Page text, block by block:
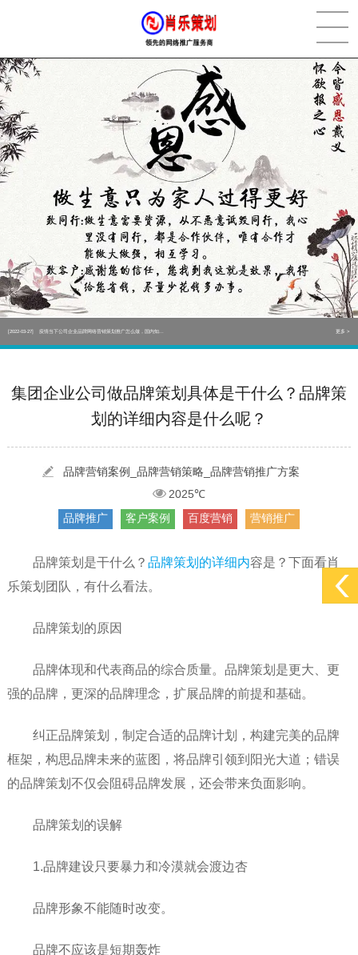
[2022-05-29] 实体门店如何做网络推广吸引客户，实体店网络营销技巧... 更多 >
[2022-05-04] 污水处理设备厂家产品如何做网络推广（污水处理项目网... 更多 >
[2022-03-27] 疫情当下公司企业品牌网络营销策划推广怎么做，国内知... 更多 >
[2022-05-29] 实体门店如何做网络推广吸引客户，实体店网络营销技巧... 更多 >
污水处理设备厂家产品如何做网络推广（污水处理项目网...
集团企业公司做品牌策划具体是干什么？品牌策
划的详细内容是什么呢？
品牌营销案例_品牌营销策略_品牌营销推广方案
2025℃
品牌推广
客户案例 百度营销 营销推广
品牌策划是干什么？ 品牌策划的详细内容是？下面看肖
乐策划团队，有什么看法。
品牌策划的原因
品牌体现和代表商品的综合质量。品牌策划是更大、更
强的品牌，更深的品牌理念，扩展品牌的前提和基础。
纠正品牌策划，制定合适的品牌计划，构建完美的品牌
框架，构思品牌未来的蓝图，将品牌引领到阳光大道；错误
的品牌策划不仅会阻碍品牌发展，还会带来负面影响。
品牌策划的误解
1.品牌建设只要暴力和冷漠就会渡边杏
品牌形象不能随时改变。
品牌不应该是短期轰炸